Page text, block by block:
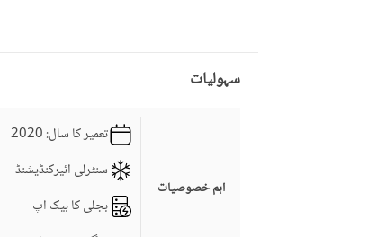
سہولیات
اہم خصوصیات
تعمیر کا سال: 2020
سنٹرلی ائیرکنڈیشنڈ
بجلی کا بیک اپ